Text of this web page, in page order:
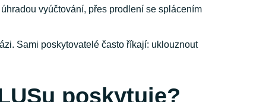
vyúčtování, přes prodlení se splácením
Sami poskytovatelé často říkají: uklouznout
poskytuje?